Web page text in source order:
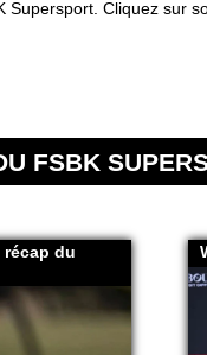
Cliquez sur
FSBK
récap du